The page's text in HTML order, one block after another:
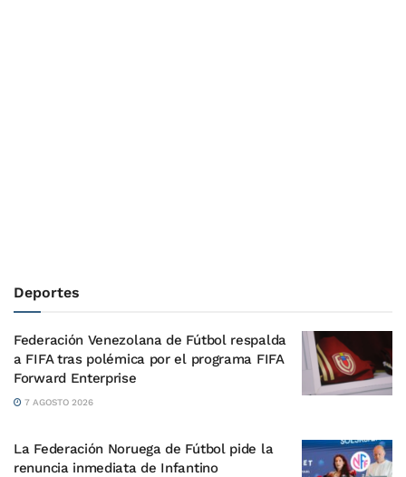
Deportes
Federación Venezolana de Fútbol respalda
a FIFA tras polémica por el programa FIFA
Forward Enterprise
7 AGOSTO 2026
La Federación Noruega de Fútbol pide la
renuncia inmediata de Infantino